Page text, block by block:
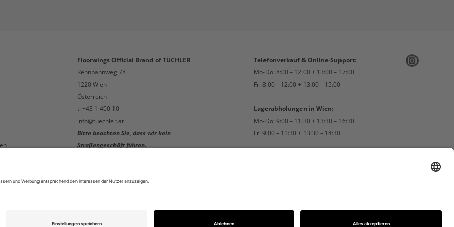
Floorwings Official Brand of TÜCHLER
Rennbahnweg 78
1220 Wien
Österreich
t: +43 1-400 10
info@tuechler.at
Bitte beachten Sie, dass wir kein
Straßengeschäft führen.
Telefonverkauf & Online-Support:
Mo-Do: 8:00 – 12:00 + 13:00 – 17:00
Fr: 8:00 – 12:00 + 13:00 – 15:00
Lagerabholungen in Wien:
Mo-Do: 9:00 – 11:30 + 13:30 – 16:30
Fr: 9:00 – 11:30 + 13:30 – 14:30